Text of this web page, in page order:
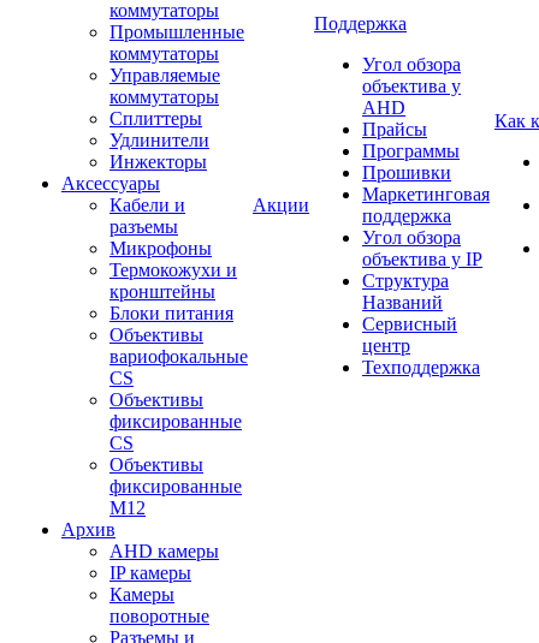
коммутаторы
Промышленные
коммутаторы
Управляемые
коммутаторы
Сплиттеры
Удлинители
Инжекторы
Аксессуары
Кабели и
разъемы
Микрофоны
Термокожухи и
кронштейны
Блоки питания
Объективы
вариофокальные
CS
Объективы
фиксированные
CS
Объективы
фиксированные
М12
Архив
AHD камеры
IP камеры
Камеры
поворотные
Разъемы и
Акции
Поддержка
Угол обзора
объектива у
AHD
Прайсы
Программы
Прошивки
Маркетинговая
поддержка
Угол обзора
объектива у IP
Структура
Названий
Сервисный
центр
Техподдержка
Как